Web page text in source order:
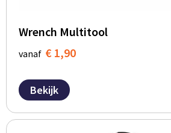
Wrench Multitool
vanaf € 1,90
Bekijk